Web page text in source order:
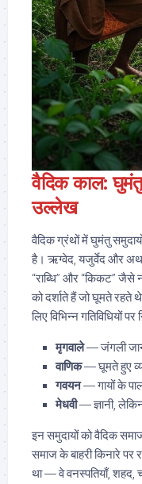
वैदिक काल: घुमंतु
उल्लेख
वैदिक ग्रंथों में घुमंतु
है। ऋग्वेद, यजुर्वेद और
“राब्धि” और “किकट” जैसे
को दर्शाते हैं जो घूमते रहते
लिए विभिन्न गतिविधियों पर
मृगवाले— जंगली
वाणिक— घूमते हुए
गवयन— गायों के
मेधवी— ज्ञानी, लेकिन
इन समुदायों को वैदिक
समाज के बाहरी किनारे
था — वे वनस्पतियाँ,